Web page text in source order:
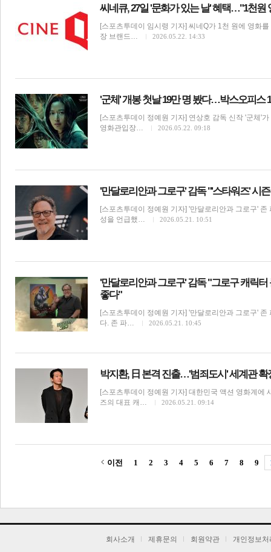
씨네큐, 27일 '문화가 있는 날' 혜택…"1천원
[스포츠투데이 임시령 기자] 씨네Q가 1천 원에 영화
장 브랜드…
2026.05.22. 14:33
'군체' 개봉 첫날 19만 명 봤다…박스오피스
[스포츠투데이 정예원 기자] 연상호 감독 신작 '군체'
영화관입장…
2026.05.22. 09:18
'만달로리안과 그로구' 감독 "'스타워즈' 시
[스포츠투데이 정예원 기자] '만달로리안과 그로구'
성을 언급했…
2026.05.21. 10:51
'만달로리안과 그로구' 감독 "그로구 캐릭
좋다"
[스포츠투데이 정예원 기자] '만달로리안과 그로구'
다. 존 파…
2026.05.21. 10:45
박지환, 日 본격 진출…'범죄도시' 세계관 확
[스포츠투데이 정예원 기자] 대한민국 액션 영화계에
즈의 대표 캐…
2026.05.21. 09:14
이전 1 2 3 4 5 6 7 8 9
회사소개 제휴문의 회원약관 개인정보처